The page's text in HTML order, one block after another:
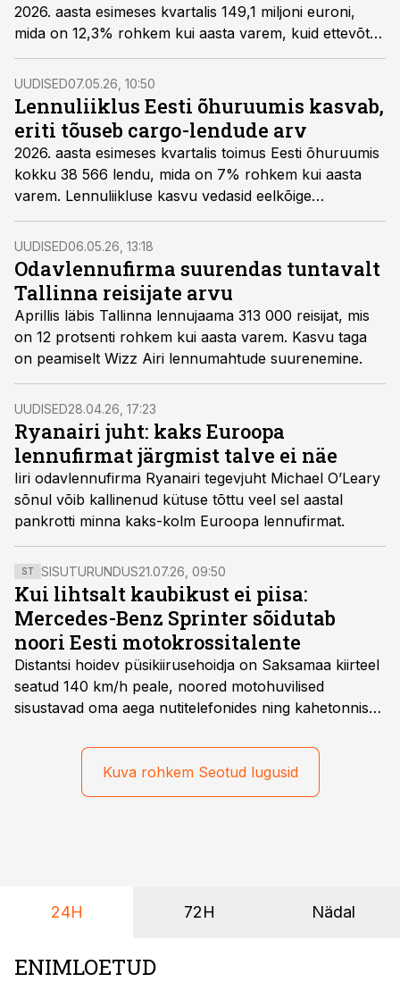
2026. aasta esimeses kvartalis 149,1 miljoni euroni,
mida on 12,3% rohkem kui aasta varem, kuid ettevõtte
üldkahjum suurenes sellele vaatamata mullusega
võrreldes enam kui kaks korda, ehk 70,1 miljoni
euroni.
UUDISED07.05.26, 10:50
Lennuliiklus Eesti õhuruumis kasvab,
eriti tõuseb cargo-lendude arv
2026. aasta esimeses kvartalis toimus Eesti õhuruumis
kokku 38 566 lendu, mida on 7% rohkem kui aasta
varem. Lennuliikluse kasvu vedasid eelkõige
ülelennud, mis moodustasid 73% kogu lennumahust.
Eesti on endiselt oluline rahvusvahelise lennutransiidi
sõlmpunkt.
UUDISED06.05.26, 13:18
Odavlennufirma suurendas tuntavalt
Tallinna reisijate arvu
Aprillis läbis Tallinna lennujaama 313 000 reisijat, mis
on 12 protsenti rohkem kui aasta varem. Kasvu taga
on peamiselt Wizz Airi lennumahtude suurenemine.
UUDISED28.04.26, 17:23
Ryanairi juht: kaks Euroopa
lennufirmat järgmist talve ei näe
Iiri odavlennufirma Ryanairi tegevjuht Michael O’Leary
sõnul võib kallinenud kütuse tõttu veel sel aastal
pankrotti minna kaks-kolm Euroopa lennufirmat.
ST SISUTURUNDUS21.07.26, 09:50
Kui lihtsalt kaubikust ei piisa:
Mercedes-Benz Sprinter sõidutab
noori Eesti motokrossitalente
Distantsi hoidev püsikiirusehoidja on Saksamaa kiirteel
seatud 140 km/h peale, noored motohuvilised
sisustavad oma aega nutitelefonides ning kahetonnises
varustusega. Õige pea on Prantsusmaal, Romagnes
algamas juuniorite motokrossi
maailmameistrivõistlused.
Kuva rohkem Seotud lugusid
24H 72H Nädal
ENIMLOETUD